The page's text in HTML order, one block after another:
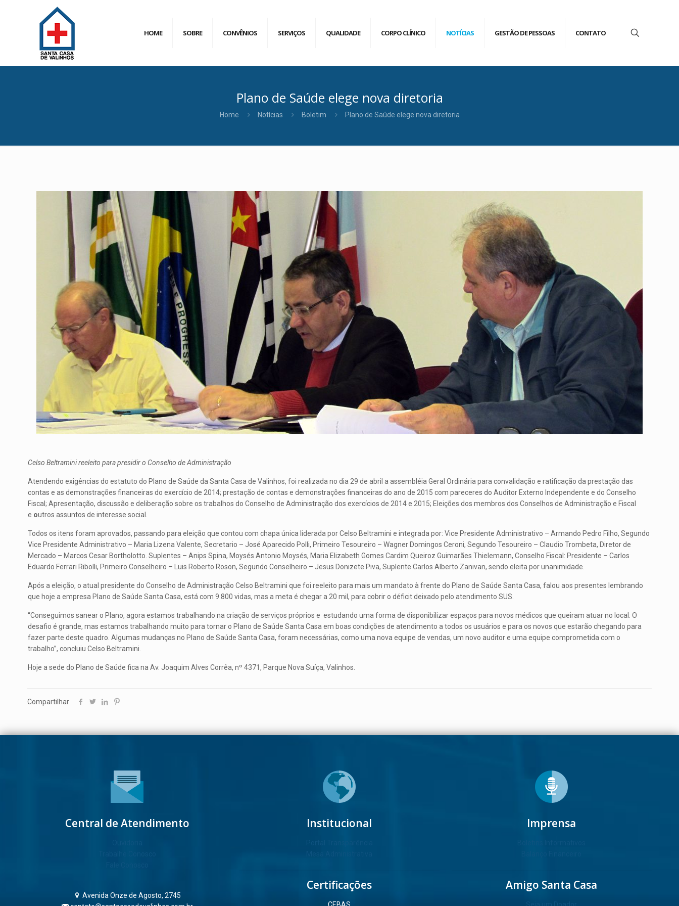
HOME SOBRE CONVÊNIOS SERVIÇOS QUALIDADE CORPO CLÍNICO NOTÍCIAS GESTÃO DE PESSOAS CONTATO
Plano de Saúde elege nova diretoria
Home Notícias Boletim Plano de Saúde elege nova diretoria
Celso Beltramini reeleito para presidir o Conselho de Administração
Atendendo exigências do estatuto do Plano de Saúde da Santa Casa de Valinhos, foi realizada no dia 29 de abril a assembléia Geral Ordinária para convalidação e ratificação da prestação das
contas e as demonstrações financeiras do exercício de 2014; prestação de contas e demonstrações financeiras do ano de 2015 com pareceres do Auditor Externo Independente e do Conselho
Fiscal; Apresentação, discussão e deliberação sobre os trabalhos do Conselho de Administração dos exercícios de 2014 e 2015; Eleições dos membros dos Conselhos de Administração e Fiscal
e outros assuntos de interesse social.
Todos os itens foram aprovados, passando para eleição que contou com chapa única liderada por Celso Beltramini e integrada por: Vice Presidente Administrativo – Armando Pedro Filho, Segundo
Vice Presidente Administrativo – Maria Lizena Valente, Secretario – José Aparecido Polli, Primeiro Tesoureiro – Wagner Domingos Ceroni, Segundo Tesoureiro – Claudio Trombeta, Diretor de
Mercado – Marcos Cesar Bortholotto. Suplentes – Anips Spina, Moysés Antonio Moysés, Maria Elizabeth Gomes Cardim Queiroz Guimarães Thielemann, Conselho Fiscal: Presidente – Carlos
Eduardo Ferrari Ribolli, Primeiro Conselheiro – Luis Roberto Roson, Segundo Conselheiro – Jesus Donizete Piva, Suplente Carlos Alberto Zanivan, sendo eleita por unanimidade.
Após a eleição, o atual presidente do Conselho de Administração Celso Beltramini que foi reeleito para mais um mandato à frente do Plano de Saúde Santa Casa, falou aos presentes lembrando
que hoje a empresa Plano de Saúde Santa Casa, está com 9.800 vidas, mas a meta é chegar a 20 mil, para cobrir o déficit deixado pelo atendimento SUS.
“Conseguimos sanear o Plano, agora estamos trabalhando na criação de serviços próprios e estudando uma forma de disponibilizar espaços para novos médicos que queiram atuar no local. O
desafio é grande, mas estamos trabalhando muito para tornar o Plano de Saúde Santa Casa em boas condições de atendimento a todos os usuários e para os novos que estarão chegando para
fazer parte deste quadro. Algumas mudanças no Plano de Saúde Santa Casa, foram necessárias, como uma nova equipe de vendas, um novo auditor e uma equipe comprometida com o
trabalho”, concluiu Celso Beltramini.
Hoje a sede do Plano de Saúde fica na Av. Joaquim Alves Corrêa, nº 4371, Parque Nova Suíça, Valinhos.
Compartilhar
Central de Atendimento
Avenida Onze de Agosto, 2745
Institucional
Certificações
Imprensa
Amigo Santa Casa